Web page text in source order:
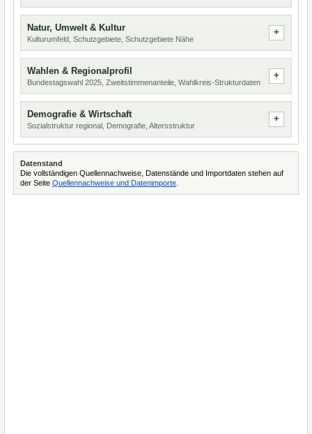
Natur, Umwelt & Kultur
Kulturumfeld, Schutzgebiete, Schutzgebiete Nähe
Wahlen & Regionalprofil
Bundestagswahl 2025, Zweitstimmenanteile, Wahlkreis-Strukturdaten
Demografie & Wirtschaft
Sozialstruktur regional, Demografie, Altersstruktur
Datenstand
Die vollständigen Quellennachweise, Datenstände und Importdaten stehen auf
der Seite Quellennachweise und Datenimporte